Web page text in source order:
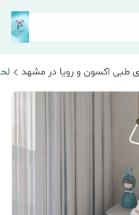
اکسون و رویا در مشهد